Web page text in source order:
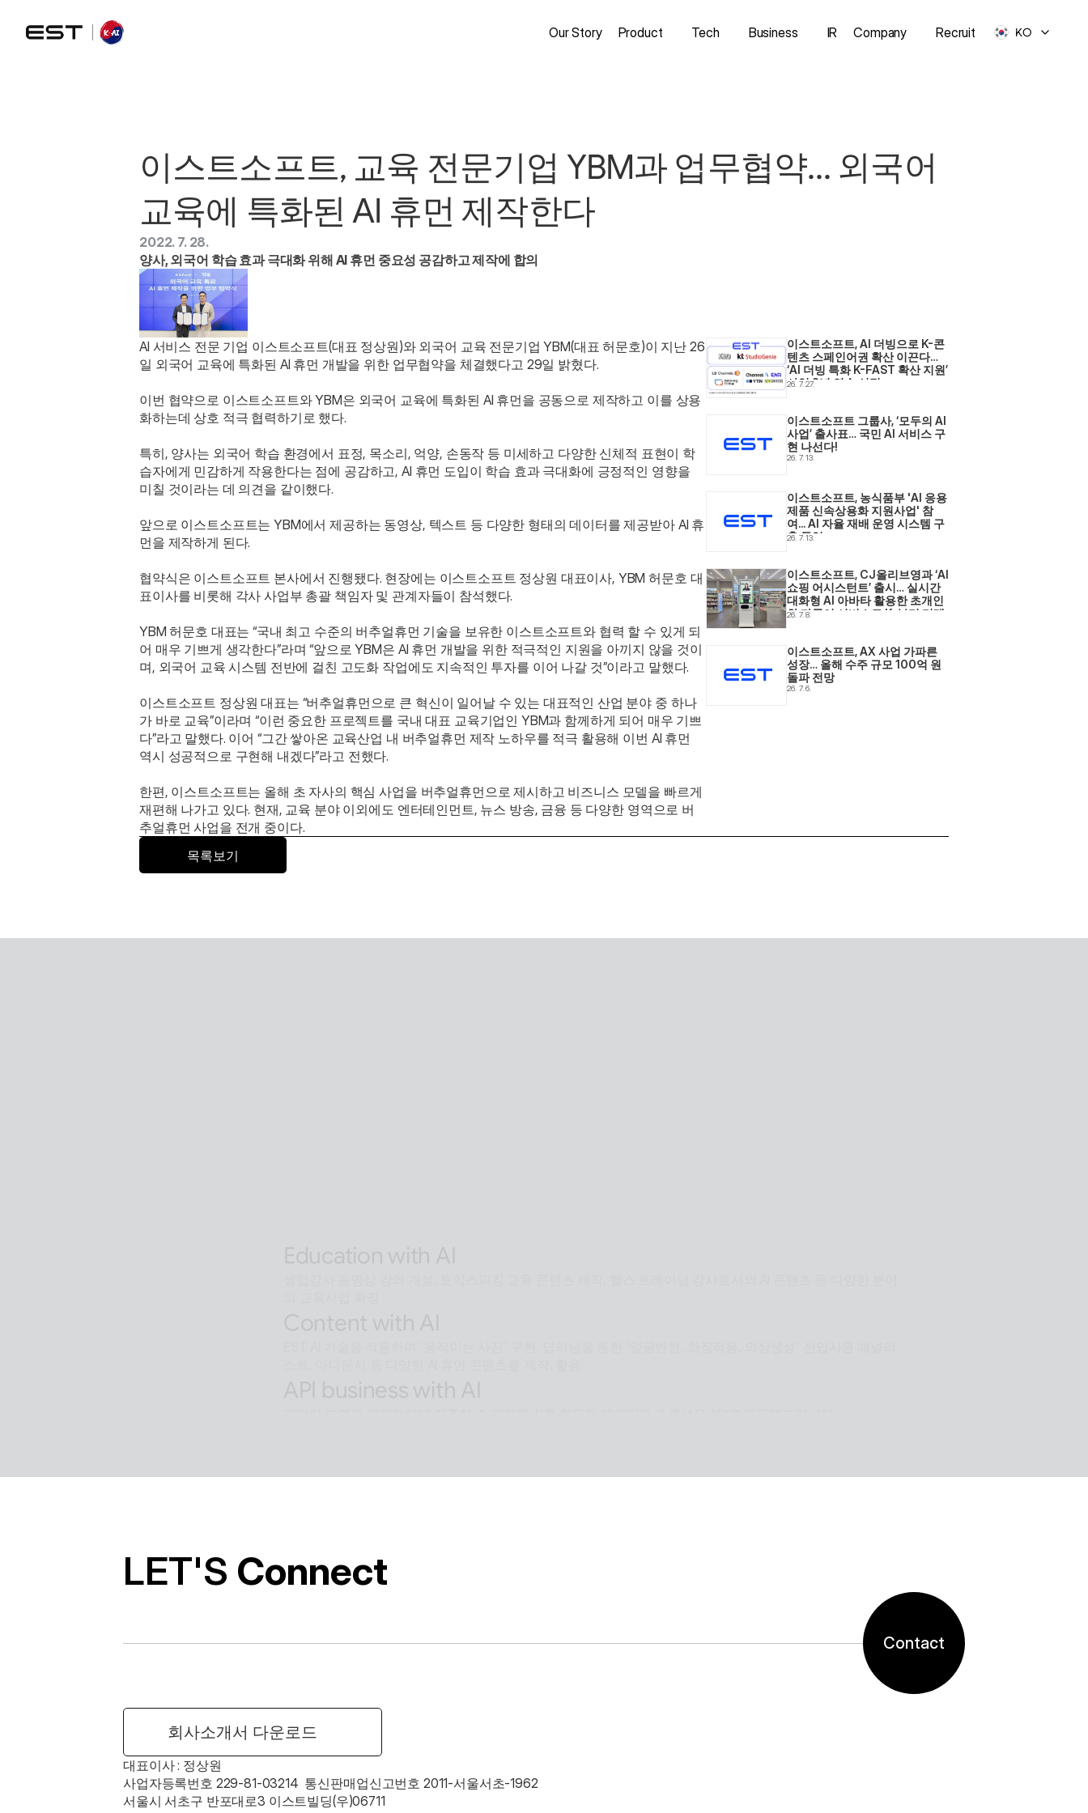
Our Story Product Tech Business IR Company Recruit KO
이스트소프트, 교육 전문기업 YBM과 업무협약… 외국어
교육에 특화된 AI 휴먼 제작한다
2022. 7. 28.
양사, 외국어 학습 효과 극대화 위해 AI 휴먼 중요성 공감하고 제작에 합의
AI 서비스 전문 기업 이스트소프트(대표 정상원)와 외국어 교육 전문기업 YBM(대표 허문호)이 지난 26
일 외국어 교육에 특화된 AI 휴먼 개발을 위한 업무협약을 체결했다고 29일 밝혔다.
이번 협약으로 이스트소프트와 YBM은 외국어 교육에 특화된 AI 휴먼을 공동으로 제작하고 이를 상용
화하는데 상호 적극 협력하기로 했다.
특히, 양사는 외국어 학습 환경에서 표정, 목소리, 억양, 손동작 등 미세하고 다양한 신체적 표현이 학
습자에게 민감하게 작용한다는 점에 공감하고, AI 휴먼 도입이 학습 효과 극대화에 긍정적인 영향을
미칠 것이라는 데 의견을 같이했다.
앞으로 이스트소프트는 YBM에서 제공하는 동영상, 텍스트 등 다양한 형태의 데이터를 제공받아 AI 휴
먼을 제작하게 된다.
협약식은 이스트소프트 본사에서 진행됐다. 현장에는 이스트소프트 정상원 대표이사, YBM 허문호 대
표이사를 비롯해 각사 사업부 총괄 책임자 및 관계자들이 참석했다.
YBM 허문호 대표는 “국내 최고 수준의 버추얼휴먼 기술을 보유한 이스트소프트와 협력 할 수 있게 되
어 매우 기쁘게 생각한다”라며 “앞으로 YBM은 AI 휴먼 개발을 위한 적극적인 지원을 아끼지 않을 것이
며, 외국어 교육 시스템 전반에 걸친 고도화 작업에도 지속적인 투자를 이어 나갈 것”이라고 말했다.
이스트소프트 정상원 대표는 “버추얼휴먼으로 큰 혁신이 일어날 수 있는 대표적인 산업 분야 중 하나
가 바로 교육”이라며 “이런 중요한 프로젝트를 국내 대표 교육기업인 YBM과 함께하게 되어 매우 기쁘
다”라고 말했다. 이어 “그간 쌓아온 교육산업 내 버추얼휴먼 제작 노하우를 적극 활용해 이번 AI 휴먼
역시 성공적으로 구현해 내겠다”라고 전했다.
한편, 이스트소프트는 올해 초 자사의 핵심 사업을 버추얼휴먼으로 제시하고 비즈니스 모델을 빠르게
재편해 나가고 있다. 현재, 교육 분야 이외에도 엔터테인먼트, 뉴스 방송, 금융 등 다양한 영역으로 버
추얼휴먼 사업을 전개 중이다.
이스트소프트, AI 더빙으로 K-콘
텐츠 스페인어권 확산 이끈다…
‘AI 더빙 특화 K-FAST 확산 지원’
사업 2년 연속 선정
26. 7. 27.
이스트소프트 그룹사, ‘모두의 AI
사업’ 출사표… 국민 AI 서비스 구
현 나선다!
26. 7. 13.
이스트소프트, 농식품부 'AI 응용
제품 신속상용화 지원사업' 참
여... AI 자율 재배 운영 시스템 구
축 돌입
26. 7. 13.
이스트소프트, CJ올리브영과 ‘AI
쇼핑 어시스턴트’ 출시… 실시간
대화형 AI 아바타 활용한 초개인
화·다국어 서비스로 K-뷰티 리테
26. 7. 8.
이스트소프트, AX 사업 가파른
성장… 올해 수주 규모 100억 원
돌파 전망
26. 7. 6.
목록보기
경의 유틸리티를 제공합니다.
LET'S Connect
Contact
회사소개서 다운로드
대표이사 : 정상원
사업자등록번호 229-81-03214  통신판매업신고번호 2011-서울서초-1962
서울시 서초구 반포대로3 이스트빌딩(우)06711